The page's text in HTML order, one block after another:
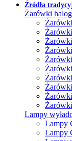
Źródła
Żarówki
Lampy
Lampy
Lampy